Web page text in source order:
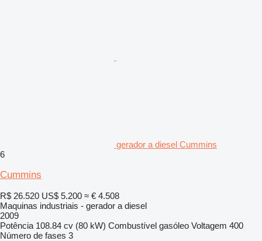
gerador a diesel Cummins
6
Cummins
R$ 26.520 US$ 5.200 ≈ € 4.508
Maquinas industriais - gerador a diesel
2009
Potência 108.84 cv (80 kW) Combustível gasóleo Voltagem 400
Número de fases 3